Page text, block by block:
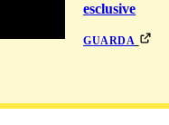
esclusive
guarda